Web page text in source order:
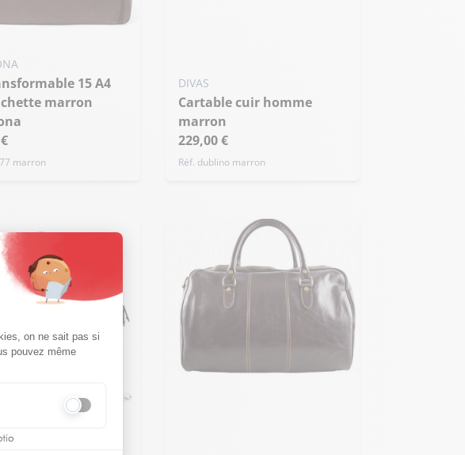
: Personnalisez vos Options
on ne sait pas si
pouvez même
marron
marron
DIVAS
cartable cuir homme
marron
229,00 €
Réf. dublino marron